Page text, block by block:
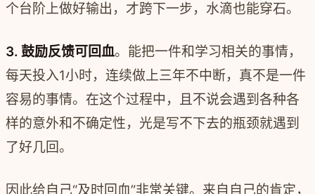
个台阶上做好输出，才跨下一步，水滴也能穿石。
3. 鼓励反馈可回血。 能把一件和学习相关的事情，
每天投入1小时，连续做上三年不中断，真不是一件
容易的事情。 在这个过程中，且不说会遇到各种各
样的意外和不确定性，光是写不下去的瓶颈就遇到
了好几回。
因此给自己“及时回血”非常关键。来自自己的肯定，